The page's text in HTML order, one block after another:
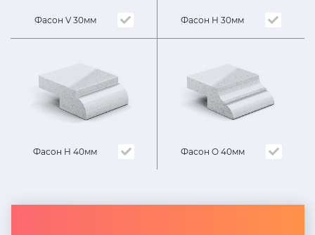
Фасон V 30мм Фасон H 30мм
Фасон H 40мм Фасон O 40мм